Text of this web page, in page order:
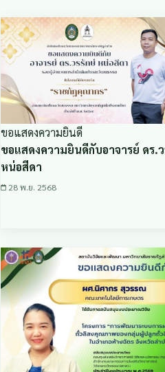
ขอแสดงความยินดี
ขอแสดงความยินดีกับอาจารย์ ดร.
หน่อสีดา
28 พ.ย. 2568